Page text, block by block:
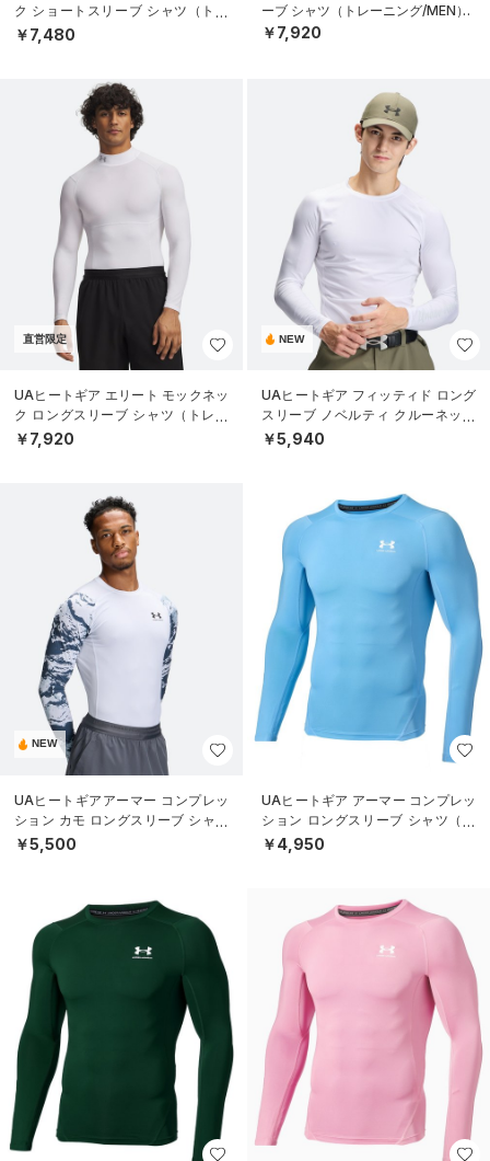
ク ショートスリーブ シャツ（トレ
ーニング/MEN）
￥7,480
ーブ シャツ（トレーニング/MEN）
￥7,920
直営限定
UAヒートギア エリート モックネッ
ク ロングスリーブ シャツ（トレー
ニング/MEN）
￥7,920
NEW
UAヒートギア フィッティド ロング
スリーブ ノベルティ クルーネック
シャツ（ゴルフ/MEN）
￥5,940
NEW
UAヒートギアアーマー コンプレッ
ション カモ ロングスリーブ シャツ
（トレーニング/MEN）
￥5,500
UAヒートギア アーマー コンプレッ
ション ロングスリーブ シャツ（ト
レーニング/MEN）
￥4,950